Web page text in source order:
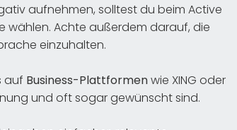
aufnehmen, solltest du beim Active
wählen. Achte außerdem darauf, die
einzuhalten.
auf Business-Plattformenwie XING oder
und oft sogar gewünscht sind.